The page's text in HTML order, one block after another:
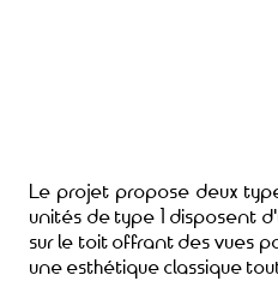
Le projet propose deux
unités de type 1 disposent
sur le toit offrant des vues
une esthétique classique